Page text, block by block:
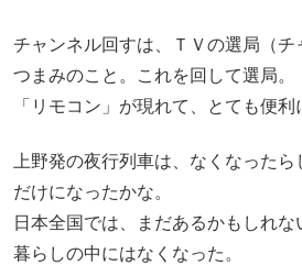
チャンネル回すは、ＴＶの選局（チ
つまみのこと。これを回して選局。
「リモコン」が現れて、とても便利
上野発の夜行列車は、なくなったら
だけになったかな。
日本全国では、まだあるかもしれ
暮らしの中にはなくなった。